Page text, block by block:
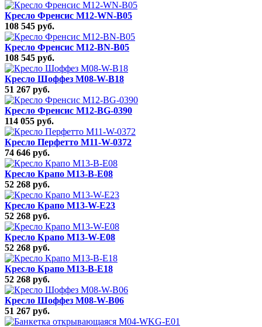
Кресло Френсис M12-WN-B05
108 545 руб.
Кресло Френсис M12-BN-B05
108 545 руб.
Кресло Шоффез M08-W-B18
51 267 руб.
Кресло Френсис M12-BG-0390
114 055 руб.
Кресло Перфетто M11-W-0372
74 646 руб.
Кресло Крапо M13-B-E08
52 268 руб.
Кресло Крапо M13-W-E23
52 268 руб.
Кресло Крапо M13-W-E08
52 268 руб.
Кресло Крапо M13-B-E18
52 268 руб.
Кресло Шоффез M08-W-B06
51 267 руб.